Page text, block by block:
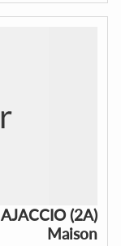
AJACCIO (2A)
Maison